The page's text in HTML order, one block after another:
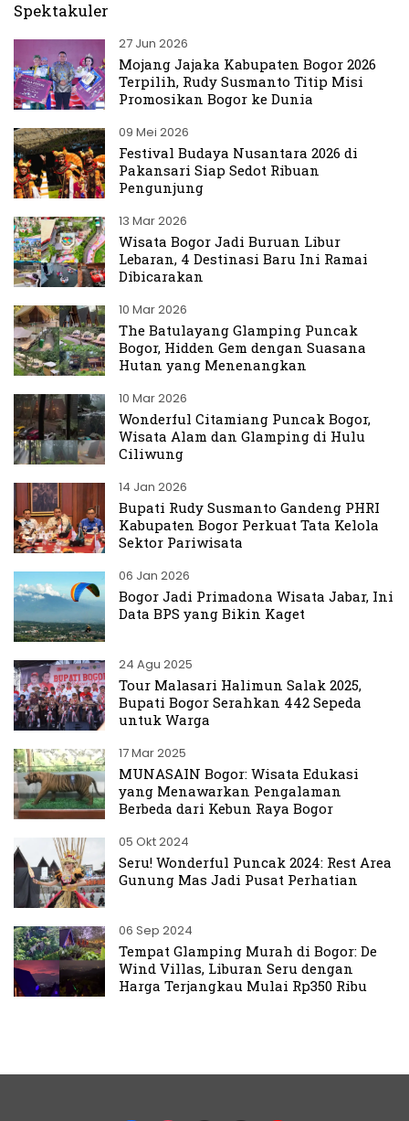
Spektakuler
27 Jun 2026
Mojang Jajaka Kabupaten Bogor 2026
Terpilih, Rudy Susmanto Titip Misi
Promosikan Bogor ke Dunia
09 Mei 2026
Festival Budaya Nusantara 2026 di
Pakansari Siap Sedot Ribuan
Pengunjung
13 Mar 2026
Wisata Bogor Jadi Buruan Libur
Lebaran, 4 Destinasi Baru Ini Ramai
Dibicarakan
10 Mar 2026
The Batulayang Glamping Puncak
Bogor, Hidden Gem dengan Suasana
Hutan yang Menenangkan
10 Mar 2026
Wonderful Citamiang Puncak Bogor,
Wisata Alam dan Glamping di Hulu
Ciliwung
14 Jan 2026
Bupati Rudy Susmanto Gandeng PHRI
Kabupaten Bogor Perkuat Tata Kelola
Sektor Pariwisata
06 Jan 2026
Bogor Jadi Primadona Wisata Jabar, Ini
Data BPS yang Bikin Kaget
24 Agu 2025
Tour Malasari Halimun Salak 2025,
Bupati Bogor Serahkan 442 Sepeda
untuk Warga
17 Mar 2025
MUNASAIN Bogor: Wisata Edukasi
yang Menawarkan Pengalaman
Berbeda dari Kebun Raya Bogor
05 Okt 2024
Seru! Wonderful Puncak 2024: Rest Area
Gunung Mas Jadi Pusat Perhatian
06 Sep 2024
Tempat Glamping Murah di Bogor: De
Wind Villas, Liburan Seru dengan
Harga Terjangkau Mulai Rp350 Ribu